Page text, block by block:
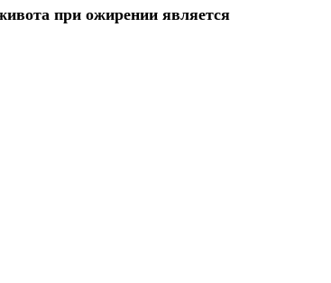
при ожирении является